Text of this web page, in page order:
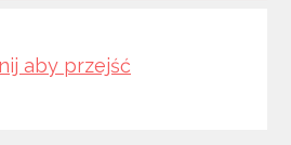
aby przejść